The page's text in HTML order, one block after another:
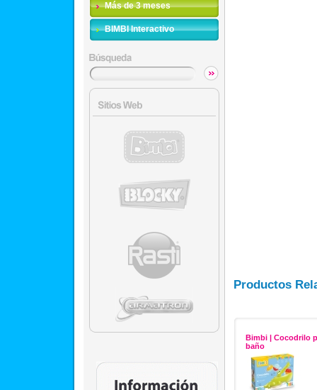
Más de 3 meses
BIMBI Interactivo
Productos
Bimbi | Cocodrilo
baño